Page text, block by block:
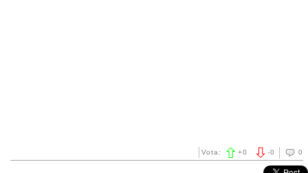
0
-0
Vota: +0